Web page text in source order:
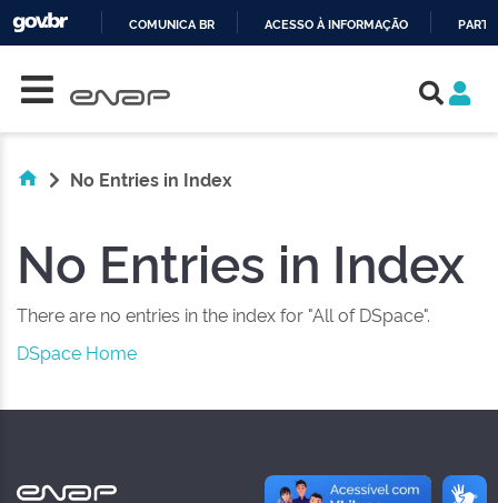
COMUNICA BR ACESSO À INFORMAÇÃO
No Entries in Index
No Entries in Index
There are no entries in the index for "All of DSpace".
DSpace Home
NAS REDES